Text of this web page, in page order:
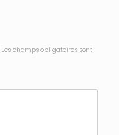
Les champs obligatoires sont